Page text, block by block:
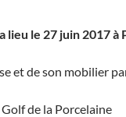
lieu le 27 juin 2017 à
et de son mobilier
de la Porcelaine